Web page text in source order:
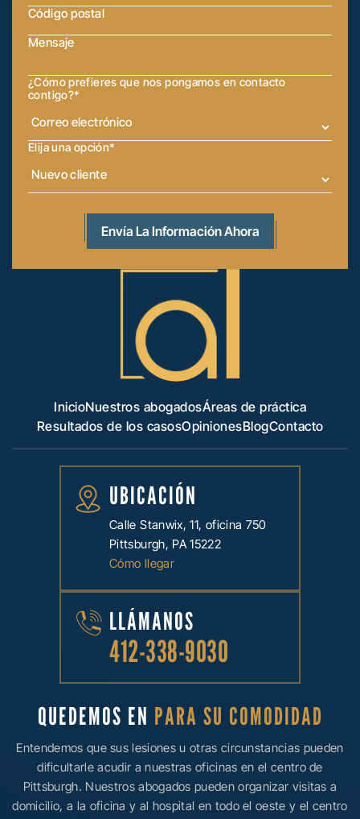
¿Cómo prefieres que nos pongamos en contacto
contigo?*
Elija una opción*
InicioNuestros abogadosÁreas de práctica
Resultados de los casosOpinionesBlogContacto
UBICACIÓN
Calle Stanwix, 11, oficina 750
Pittsburgh, PA 15222
Cómo llegar
LLÁMANOS
412-338-9030
QUEDEMOS EN PARA SU COMODIDAD
Entendemos que sus lesiones u otras circunstancias pueden
dificultarle acudir a nuestras oficinas en el centro de
Pittsburgh. Nuestros abogados pueden organizar visitas a
domicilio, a la oficina y al hospital en todo el oeste y el centro